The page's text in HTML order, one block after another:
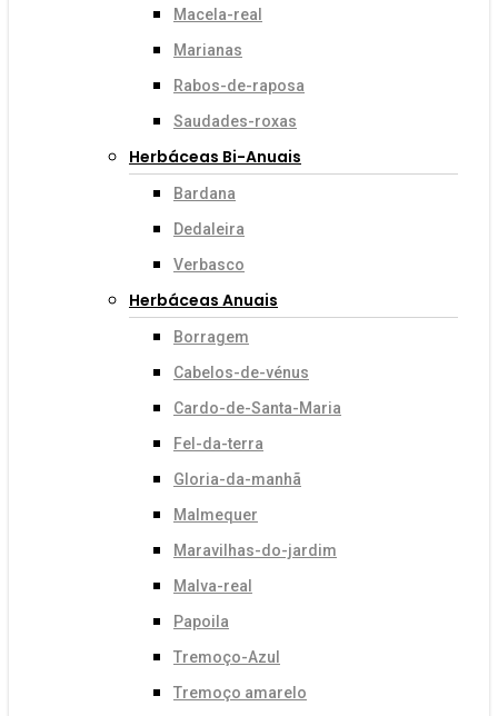
Macela-real
Marianas
Rabos-de-raposa
Saudades-roxas
Herbáceas Bi-Anuais
Bardana
Dedaleira
Verbasco
Herbáceas Anuais
Borragem
Cabelos-de-vénus
Cardo-de-Santa-Maria
Fel-da-terra
Gloria-da-manhã
Malmequer
Maravilhas-do-jardim
Malva-real
Papoila
Tremoço-Azul
Tremoço amarelo